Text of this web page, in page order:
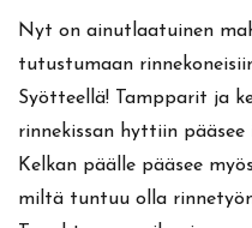
Nyt on ainutlaatuinen
tutustumaan
Syötteellä! Tampparit ja
rinnekissan hyttiin
Kelkan päälle pääsee
miltä tuntuu olla